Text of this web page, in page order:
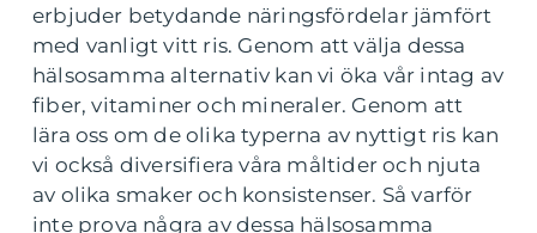
erbjuder betydande näringsfördelar jämfört
med vanligt vitt ris. Genom att välja dessa
hälsosamma alternativ kan vi öka vår intag av
fiber, vitaminer och mineraler. Genom att
lära oss om de olika typerna av nyttigt ris kan
vi också diversifiera våra måltider och njuta
av olika smaker och konsistenser. Så varför
inte prova några av dessa hälsosamma